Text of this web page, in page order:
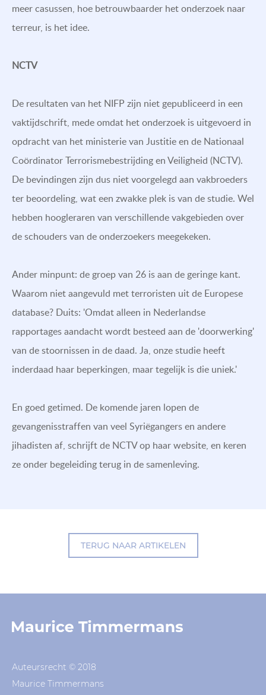
meer casussen, hoe betrouwbaarder het onderzoek naar
terreur, is het idee.
NCTV
De resultaten van het NIFP zijn niet gepubliceerd in een
vaktijdschrift, mede omdat het onderzoek is uitgevoerd in
opdracht van het ministerie van Justitie en de Nationaal
Coördinator Terrorismebestrijding en Veiligheid (NCTV).
De bevindingen zijn dus niet voorgelegd aan vakbroeders
ter beoordeling, wat een zwakke plek is van de studie. Wel
hebben hoogleraren van verschillende vakgebieden over
de schouders van de onderzoekers meegekeken.
Ander minpunt: de groep van 26 is aan de geringe kant.
Waarom niet aangevuld met terroristen uit de Europese
database? Duits: 'Omdat alleen in Nederlandse
rapportages aandacht wordt besteed aan de 'doorwerking'
van de stoornissen in de daad. Ja, onze studie heeft
inderdaad haar beperkingen, maar tegelijk is die uniek.'
En goed getimed. De komende jaren lopen de
gevangenisstraffen van veel Syriëgangers en andere
jihadisten af, schrijft de NCTV op haar website, en keren
ze onder begeleiding terug in de samenleving.
TERUG NAAR ARTIKELEN
Auteursrecht © 2018
Maurice Timmermans